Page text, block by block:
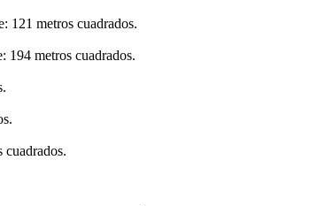
121 metros cuadrados.
194 metros cuadrados.
cuadrados.